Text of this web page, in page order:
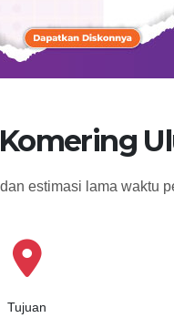
estimasi lama waktu
Tujuan